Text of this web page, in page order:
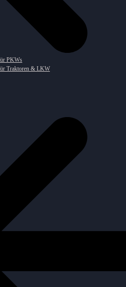
PKWs
Traktoren & LKW